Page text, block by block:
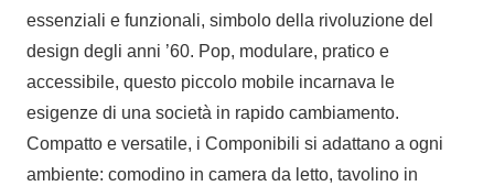
essenziali e funzionali, simbolo della rivoluzione del
design degli anni ’60. Pop, modulare, pratico e
accessibile, questo piccolo mobile incarnava le
esigenze di una società in rapido cambiamento.
Compatto e versatile, i Componibili si adattano a ogni
ambiente: comodino in camera da letto, tavolino in